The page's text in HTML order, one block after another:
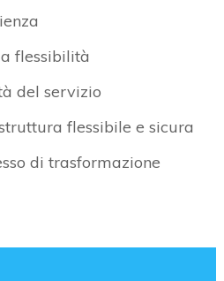
flessibilità
del servizio
flessibile e sicura
di trasformazione